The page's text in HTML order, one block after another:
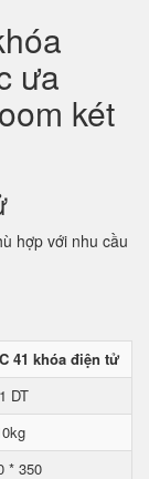
ưa
két
hợp với nhu cầu
41 khóa điện tử
DT
* 350